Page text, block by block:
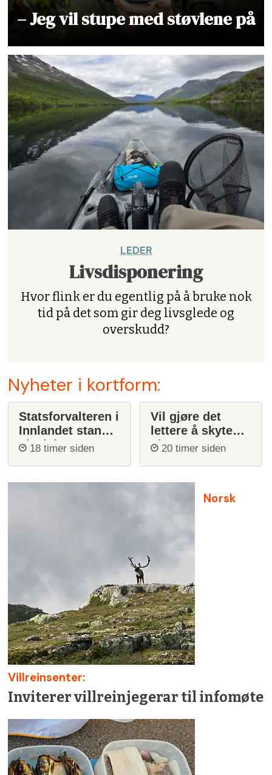
– Jeg vil stupe med støvlene på
LEDER
Livsdisponering
Hvor flink er du egentlig på å bruke nok
tid på det som gir deg livsglede og
overskudd?
Nyheter i kortform:
Statsforvalteren i
Innlandet stanser
ulvejakt
18 timer siden
Vil gjøre det
lettere å skyte
ulv20 timer siden
Norsk
Villreinsenter:
Inviterer villreinjegerar til infomøte